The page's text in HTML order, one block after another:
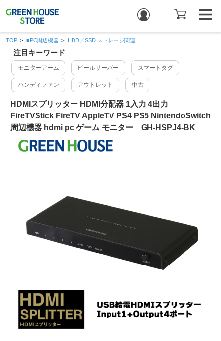
TOP > ■PC周辺機器 > HDD／SSD ストレージ関連
注目キーワード
モニターアーム ビールサーバー スマートタグ
ハンディファン アウトレット 中古
HDMIスプリッター HDMI分配器 1入力 4出力
FireTVStick FireTV AppleTV PS4 PS5 NintendoSwitch
周辺機器 hdmi pc ゲーム モニター GH-HSPJ4-BK